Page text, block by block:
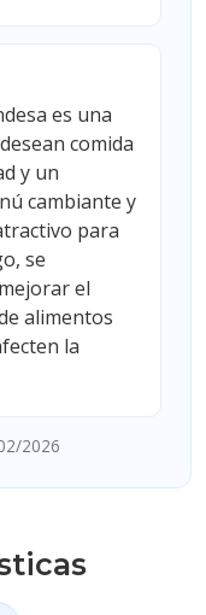
es una
comida
y un
cambiante y
para
se
el
alimentos
la
2026